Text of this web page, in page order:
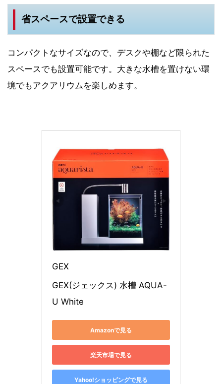
省スペースで設置できる
コンパクトなサイズなので、デスクや棚など限られた
スペースでも設置可能です。大きな水槽を置けない環
境でもアクアリウムを楽しめます。
GEX
GEX(ジェックス) 水槽 AQUA-
U White
Amazonで見る
楽天市場で見る
Yahoo!ショッピングで見る